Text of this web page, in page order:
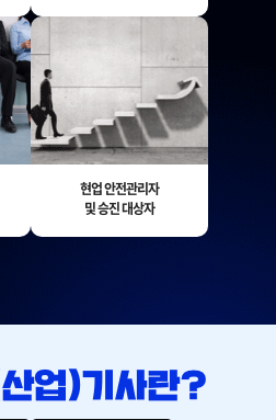
현업 안전관리자
및 승진 대상자